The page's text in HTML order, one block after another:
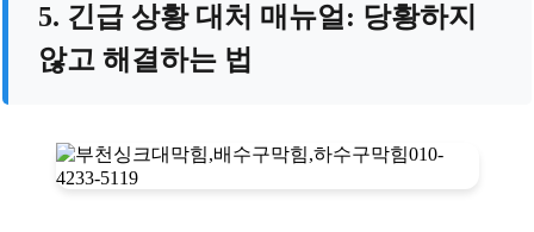
5. 긴급 상황 대처 매뉴얼: 당황하지
않고 해결하는 법